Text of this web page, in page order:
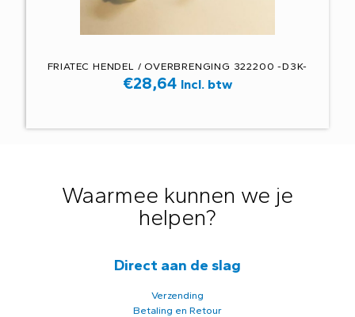
FRIATEC HENDEL / OVERBRENGING 322200 -D3K-
€28,64 Incl. btw
Waarmee kunnen we je
helpen?
Direct aan de slag
Verzending
Betaling en Retour